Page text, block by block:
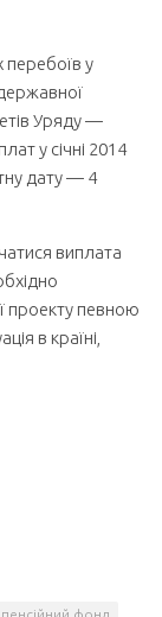
у
Уряду —
у січні 2014
дату — 4
виплата
проекту певною
в країні,